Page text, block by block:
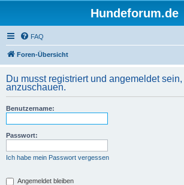
Hundeforum.de
FAQ
Foren-Übersicht
Du musst registriert und angemeldet
anzuschauen.
Benutzername:
Passwort:
Ich habe mein Passwort vergessen
Angemeldet bleiben